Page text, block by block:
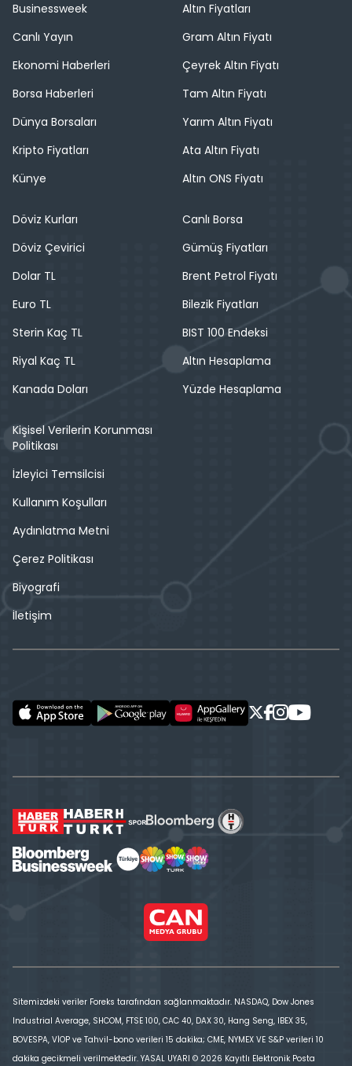
Businessweek
Canlı Yayın
Ekonomi Haberleri
Borsa Haberleri
Dünya Borsaları
Kripto Fiyatları
Künye
Altın Fiyatları
Gram Altın Fiyatı
Çeyrek Altın Fiyatı
Tam Altın Fiyatı
Yarım Altın Fiyatı
Ata Altın Fiyatı
Altın ONS Fiyatı
Döviz Kurları
Döviz Çevirici
Dolar TL
Euro TL
Sterin Kaç TL
Riyal Kaç TL
Kanada Doları
Canlı Borsa
Gümüş Fiyatları
Brent Petrol Fiyatı
Bilezik Fiyatları
BIST 100 Endeksi
Altın Hesaplama
Yüzde Hesaplama
Kişisel Verilerin Korunması
Politikası
İzleyici Temsilcisi
Kullanım Koşulları
Aydınlatma Metni
Çerez Politikası
Biyografi
İletişim
Sitemizdeki veriler Foreks tarafından sağlanmaktadır. NASDAQ, Dow Jones
Industrial Average, SHCOM, FTSE 100, CAC 40, DAX 30, Hang Seng, IBEX 35,
BOVESPA, VİOP ve Tahvil-bono verileri 15 dakika; CME, NYMEX VE S&P verileri 10
dakika gecikmeli verilmektedir. YASAL UYARI © 2026 Kayıtlı Elektronik Posta